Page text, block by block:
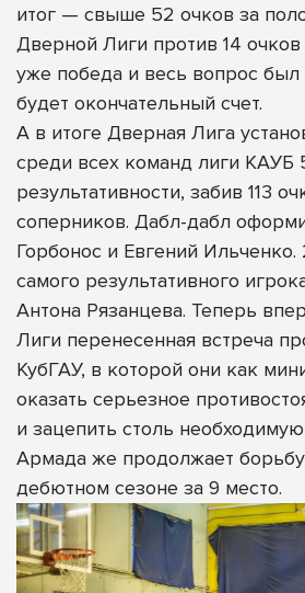
итог — свыше 52 очков за
Дверной Лиги против 14
уже победа и весь вопрос
будет окончательный счет.
А в итоге Дверная Лига
среди всех команд лиги КАУБ
результативности, забив 113
соперников. Дабл-дабл
Горбонос и Евгений Ильченко.
самого результативного
Антона Рязанцева. Теперь
Лиги перенесенная встреча
КубГАУ, в которой они как
оказать серьезное
и зацепить столь
Армада же продолжает
дебютном сезоне за 9 место.